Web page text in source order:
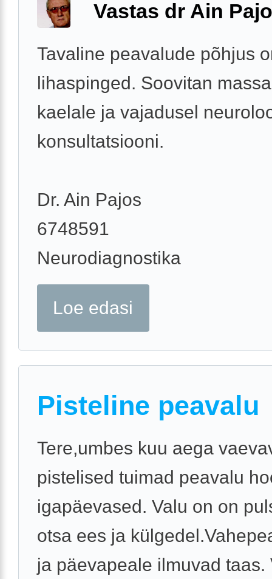
Vastas dr Ain
Tavaline peavalude põhjus
lihaspinged. Soovitan
kaelale ja vajadusel
konsultatsiooni.
Dr. Ain Pajos
6748591
Neurodiagnostika
Loe edasi
Pisteline peavalu
Tere,umbes kuu aega
pistelised tuimad peavalu
igapäevased. Valu on on
otsa ees ja
ja päevapeale ilmuvad taas.